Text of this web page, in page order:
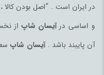
در ایران است . “اصل بودن کالا
و اساسی درآیسان شاپ از
آن پایبند باشد .آیسان شاپ
بیفزاید تا بتواند نیاز همه ی